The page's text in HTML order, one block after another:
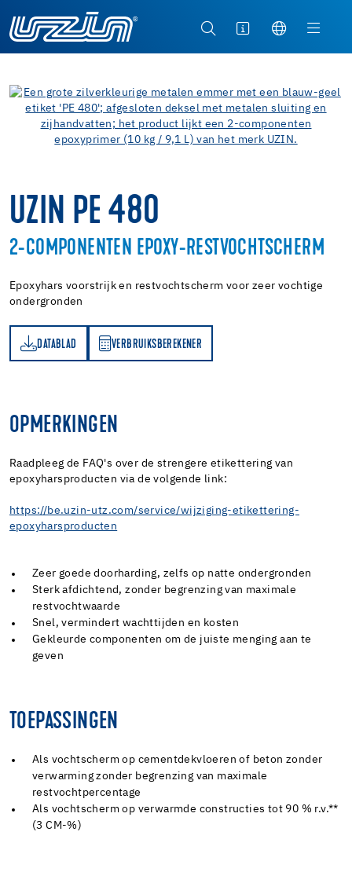
UZIN PE 480
2-COMPONENTEN EPOXY-RESTVOCHTSCHERM
Epoxyhars voorstrijk en restvochtscherm voor zeer vochtige
ondergronden
DATABLAD VERBRUIKSBEREKENER
OPMERKINGEN
Raadpleeg de FAQ's over de strengere etikettering van
epoxyharsproducten via de volgende link:
https://be.uzin-utz.com/service/wijziging-etikettering-
epoxyharsproducten
Zeer goede doorharding, zelfs op natte ondergronden
Sterk afdichtend, zonder begrenzing van maximale
restvochtwaarde
Snel, vermindert wachttijden en kosten
Gekleurde componenten om de juiste menging aan te
geven
TOEPASSINGEN
Als vochtscherm op cementdekvloeren of beton zonder
verwarming zonder begrenzing van maximale
restvochtpercentage
Als vochtscherm op verwarmde constructies tot 90 % r.v.**
(3 CM-%)